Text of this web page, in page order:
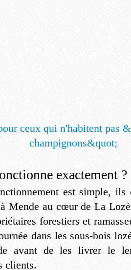
exactement ?
est simple, ils
Mende au cœur de La
forestiers et
dans les sous-bois
avant de les livrer le
clients.